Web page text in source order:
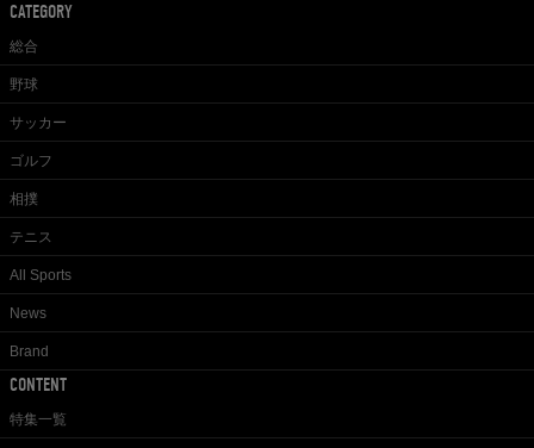
CATEGORY
総合
野球
サッカー
ゴルフ
相撲
テニス
All Sports
News
Brand
CONTENT
特集一覧